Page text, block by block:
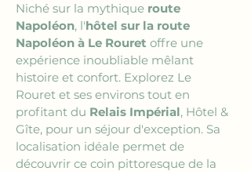
Niché sur la mythique route
Napoléon, l'hôtel sur la route
Napoléon à Le Rouret offre une
expérience inoubliable mêlant
histoire et confort. Explorez Le
Rouret et ses environs tout en
profitant du Relais Impérial, Hôtel &
Gîte, pour un séjour d'exception. Sa
localisation idéale permet de
découvrir ce coin pittoresque de la